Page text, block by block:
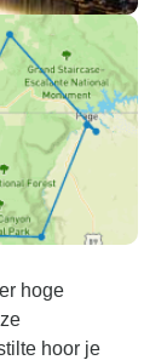
hoge
hoor je